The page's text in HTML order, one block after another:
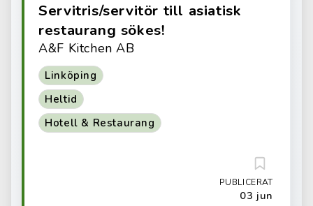
Servitris/servitör till asiatisk
restaurang sökes!
A&F Kitchen AB
Linköping
Heltid
Hotell & Restaurang
PUBLICERAT
03 jun